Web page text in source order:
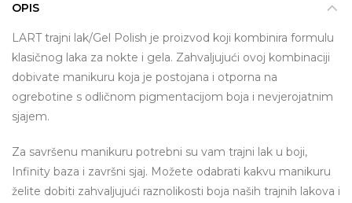
OPIS
LART trajni lak/Gel Polish je proizvod koji kombinira formulu
klasičnog laka za nokte i gela. Zahvaljujući ovoj kombinaciji
dobivate manikuru koja je postojana i otporna na
ogrebotine s odličnom pigmentacijom boja i nevjerojatnim
sjajem.
Za savršenu manikuru potrebni su vam trajni lak u boji,
Infinity baza i završni sjaj. Možete odabrati kakvu manikuru
želite dobiti zahvaljujući raznolikosti boja naših trajnih lakova i